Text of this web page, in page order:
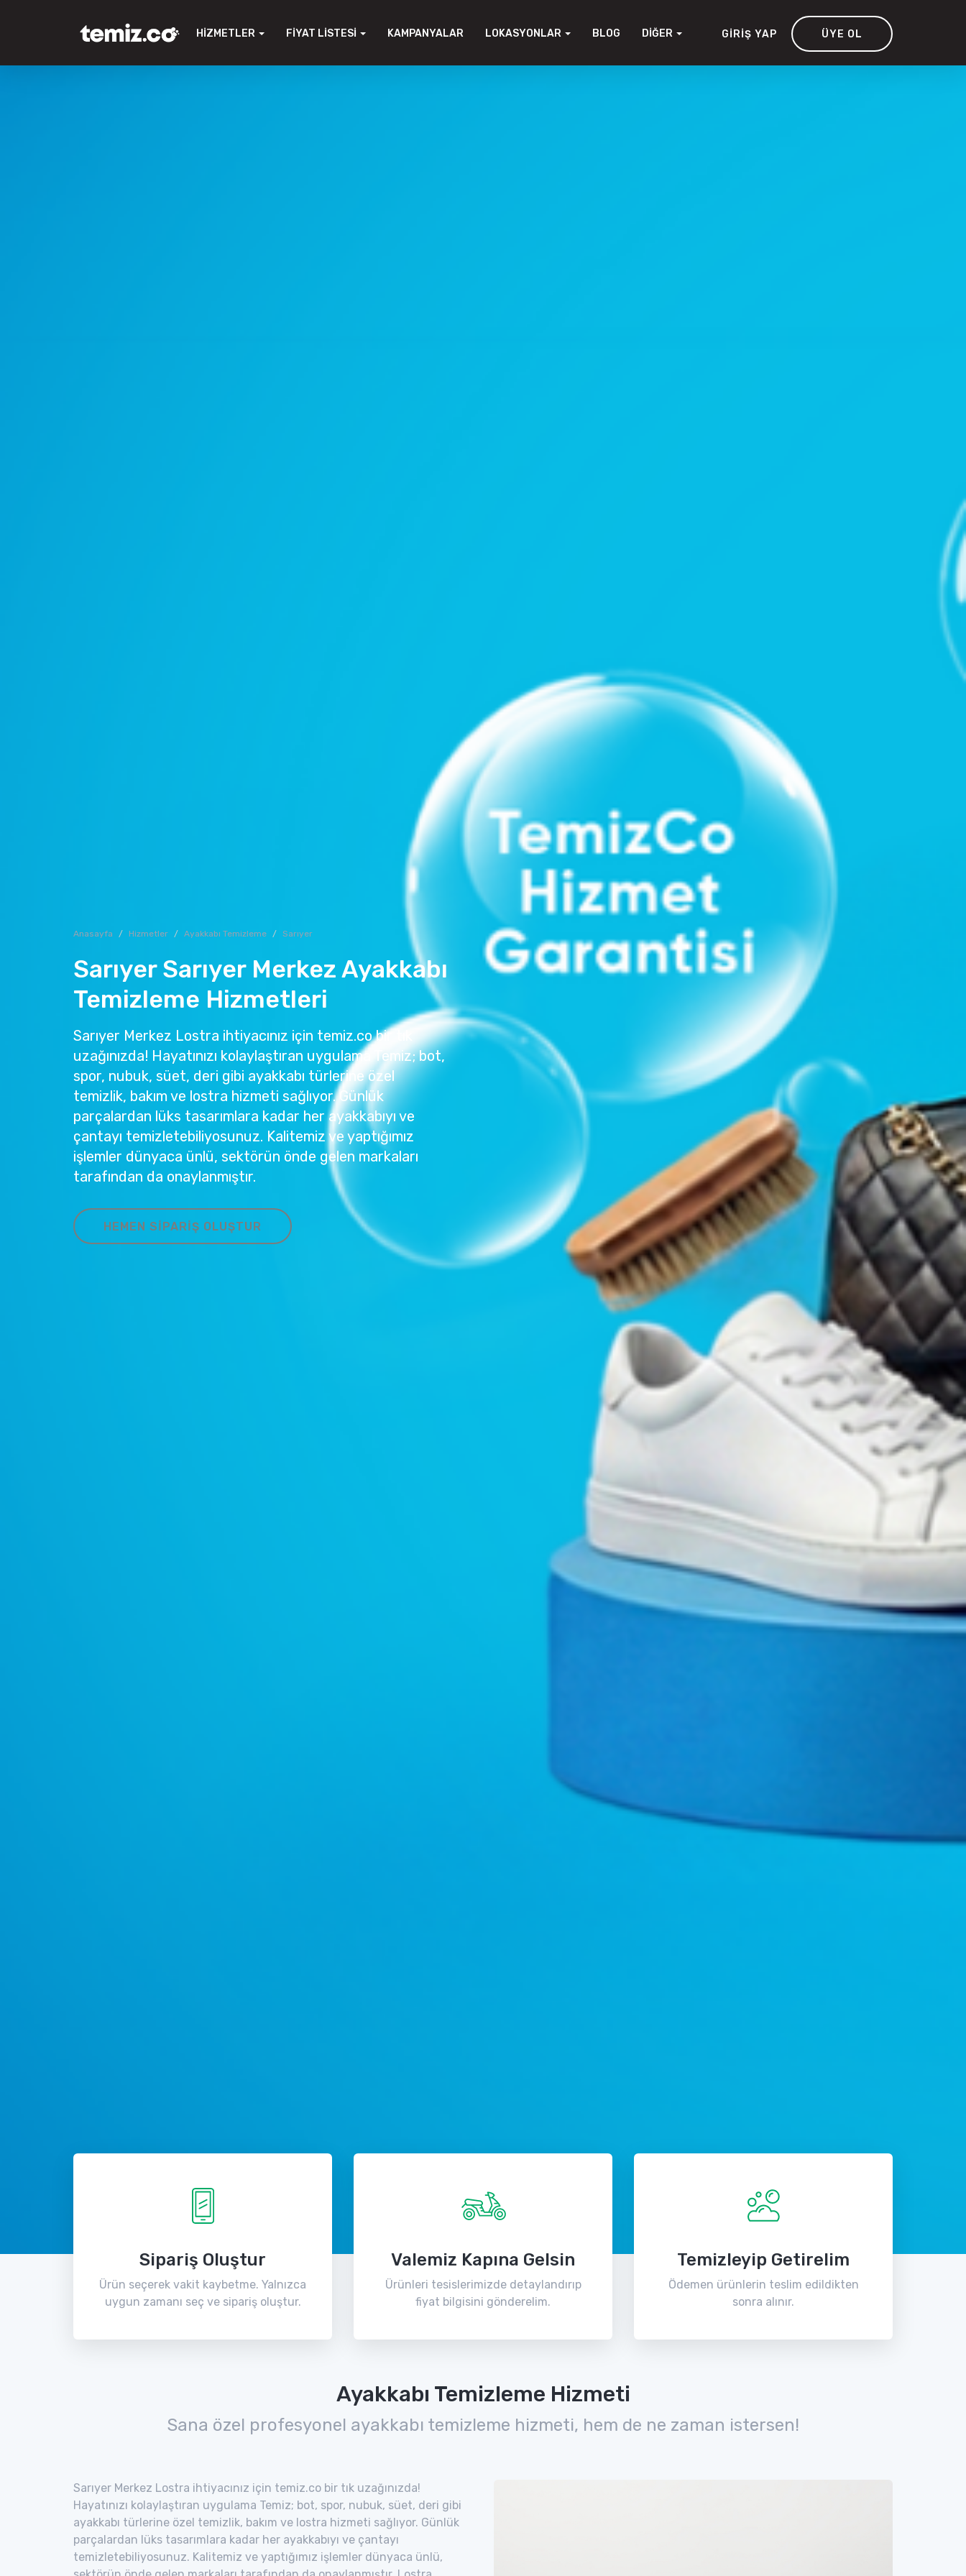
HIZMETLER FIYAT LISTESI KAMPANYALAR LOKASYONLAR BLOG DIĞER GIRIŞ YAP ÜYE OL
Anasayfa Hizmetler Ayakkabı Temizleme Sarıyer
Sarıyer Sarıyer Merkez Ayakkabı
Temizleme Hizmetleri
Sarıyer Merkez Lostra ihtiyacınız için temiz.co bir tık
uzağınızda! Hayatınızı kolaylaştıran uygulama Temiz; bot,
spor, nubuk, süet, deri gibi ayakkabı türlerine özel
temizlik, bakım ve lostra hizmeti sağlıyor. Günlük
parçalardan lüks tasarımlara kadar her ayakkabıyı ve
çantayı temizletebiliyosunuz. Kalitemiz ve yaptığımız
işlemler dünyaca ünlü, sektörün önde gelen markaları
tarafından da onaylanmıştır.
HEMEN SIPARIŞ OLUŞTUR
Sipariş Oluştur
Ürün seçerek vakit kaybetme. Yalnızca
uygun zamanı seç ve sipariş oluştur.
Valemiz Kapına Gelsin
Ürünleri tesislerimizde detaylandırıp
fiyat bilgisini gönderelim.
Temizleyip Getirelim
Ödemen ürünlerin teslim edildikten
sonra alınır.
Ayakkabı Temizleme Hizmeti
Sana özel profesyonel ayakkabı temizleme hizmeti, hem de ne zaman istersen!
Sarıyer Merkez Lostra ihtiyacınız için temiz.co bir tık uzağınızda!
Hayatınızı kolaylaştıran uygulama Temiz; bot, spor, nubuk, süet, deri gibi
ayakkabı türlerine özel temizlik, bakım ve lostra hizmeti sağlıyor. Günlük
parçalardan lüks tasarımlara kadar her ayakkabıyı ve çantayı
temizletebiliyosunuz. Kalitemiz ve yaptığımız işlemler dünyaca ünlü,